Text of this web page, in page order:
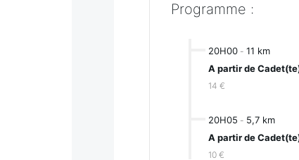
Programme :
20H00 - 11 km
A partir de
14 €
20H05 - 5,7 km
A partir de
10 €